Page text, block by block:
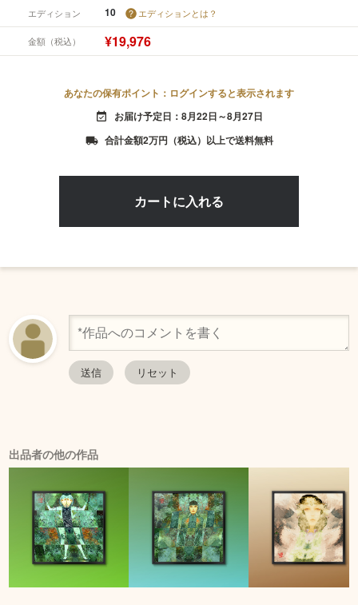
エディション 10 エディションとは？
金額（税込） ¥19,976
あなたの保有ポイント：ログインすると表示されます
event_available お届け予定日：8月22日～8月27日
local_shipping 合計金額2万円（税込）以上で送料無料
出品者の他の作品